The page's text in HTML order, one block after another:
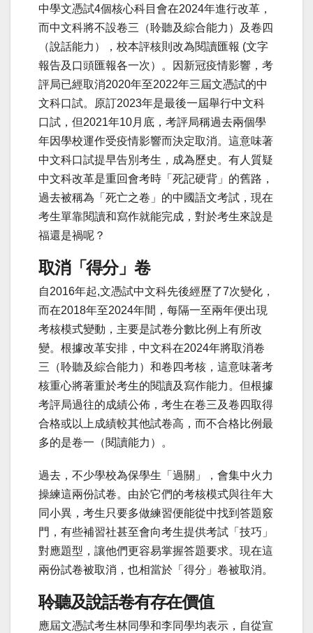
中學文憑試4個核心科目會在2024年進行改革，
而中文科將不設卷三（聆聽及綜合能力）及卷四
（說話能力），校本評核則改為閱讀匯報 (文字
報告及口頭匯報各一次）。因 新冠疫情影響，考
評局已經取消2020年至2022年三屆文憑試的中
文科口試。原訂2023年是最後一屆舉行中文科
口試，但2021年10月底，考評局稱過去兩個學
年因學校運作受疫情影響而決定取消。這意味著
中文科口試提早告別考生，成為歷史。有人質疑
中文科改革是重回會考時「死記硬背」的舊路，
過去被稱為「死亡之卷」的中國語文考試，現在
考生單靠閱讀和寫作就能完成，對於考生來說是
福還是禍呢？
取消「得分」卷
自2016年起,文憑試中文科先後經歷了7次變化，
而在2018年至2024年間，每隔一至兩年便出現
考核模式變動，主要是試卷分數比例上有所改
變。根據改革安排，中文科在2024年將取消卷
三（聆聽及綜合能力）和卷四考核，這意味著考
核重心將著重於考生的閱讀及寫作能力。但根據
考評局過往的成績公佈，考生在卷三及卷四取得
合格或以上成績較其他試卷高，而不合格比例最
多的是卷一（閱讀能力）。
過去，不少學校為保學生「過關」，會集中火力
操練這兩份試卷。由於它們的考核模式與往年大
同小異，考生只要多做練習便能從中找到答題竅
門，有些補習社甚至會向考生提供考試「技巧」
對應題型，讓他們更容易掌握答題要求。現在這
兩份試卷被取消，也相當於「得分」卷被取消。
聆聽及說話卷有存在價值
應屆文憑試考生林同學和李同學均表示，自從宣